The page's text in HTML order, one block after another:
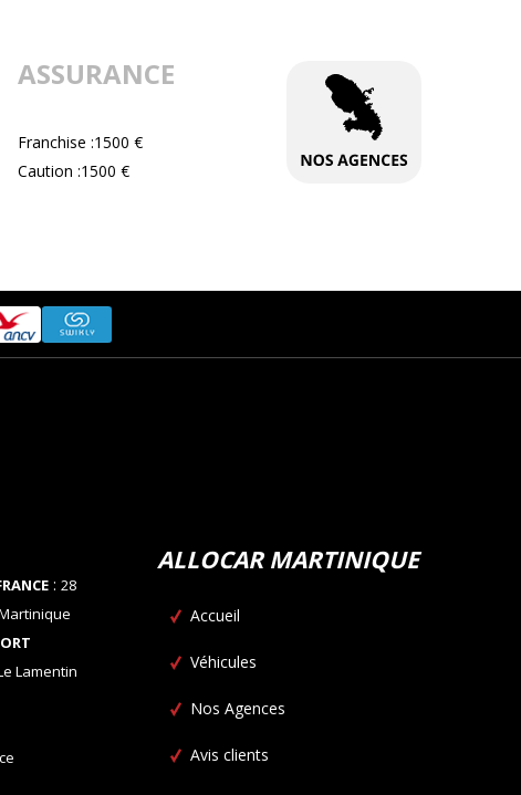
ASSURANCE
Franchise :1500 €
Caution :1500 €
: 28
Lamentin
ALLOCAR MARTINIQUE
Accueil
Véhicules
Nos Agences
Avis clients